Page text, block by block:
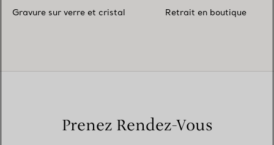
Gravure sur verre et cristal Retrait en boutique
Prenez Rendez-Vous